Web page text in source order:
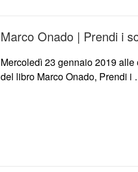
Marco Onado | Prendi i
Mercoledì 23 gennaio 2019
del libro Marco Onado, Prendi i